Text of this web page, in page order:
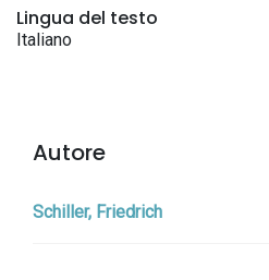
Lingua del testo
Italiano
Autore
Schiller, Friedrich